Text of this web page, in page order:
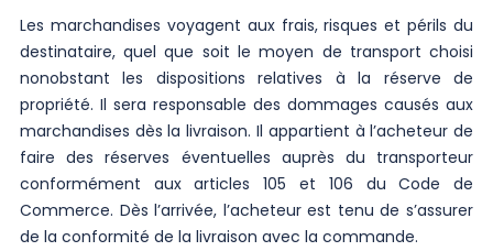
Les marchandises voyagent aux frais, risques et périls du
destinataire, quel que soit le moyen de transport choisi
nonobstant les dispositions relatives à la réserve de
propriété. Il sera responsable des dommages causés aux
marchandises dès la livraison. Il appartient à l’acheteur de
faire des réserves éventuelles auprès du transporteur
conformément aux articles 105 et 106 du Code de
Commerce. Dès l’arrivée, l’acheteur est tenu de s’assurer
de la conformité de la livraison avec la commande.